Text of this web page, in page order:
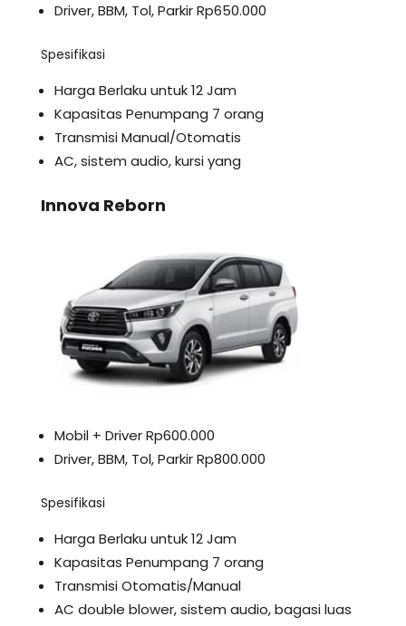
Driver, BBM, Tol, Parkir Rp650.000
Spesifikasi
Harga Berlaku untuk 12 Jam
Kapasitas Penumpang 7 orang
Transmisi Manual/Otomatis
AC, sistem audio, kursi yang
Innova Reborn
Mobil + Driver Rp600.000
Driver, BBM, Tol, Parkir Rp800.000
Spesifikasi
Harga Berlaku untuk 12 Jam
Kapasitas Penumpang 7 orang
Transmisi Otomatis/Manual
AC double blower, sistem audio, bagasi luas